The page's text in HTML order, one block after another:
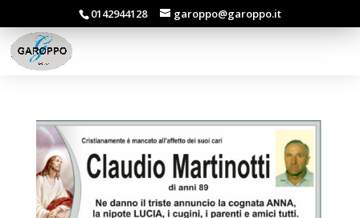
0142944128 garoppo@garoppo.it